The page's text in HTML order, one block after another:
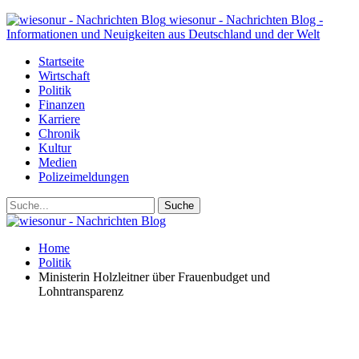
wiesonur - Nachrichten Blog -
Informationen und Neuigkeiten aus Deutschland und der Welt
Startseite
Wirtschaft
Politik
Finanzen
Karriere
Chronik
Kultur
Medien
Polizeimeldungen
Home
Politik
Ministerin Holzleitner über Frauenbudget und
Lohntransparenz